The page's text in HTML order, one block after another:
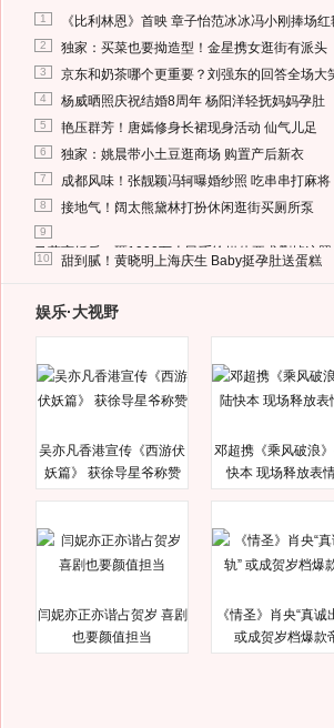
1 《比利林恩》首映 章子怡范冰冰冯小刚捧场红
2 独家：买菜也要拗造型！金星携女逛街有派头
3 京东和奶茶哪个更重要？刘强东的回答全场大
4 杨威晒照庆祝结婚8周年 杨阳洋轻抚妈妈孕肚
5 艳压群芳！唐嫣修身长裙现身活动 仙气儿足
6 独家：姚晨带小土豆逛商场 购置产后新衣
7 成都风味！张靓颖冯轲曝婚纱照 吃串串打麻将
8 接地气！阔太熊黛林打扮休闲逛街买厕所泵
9
马蓉离婚后，砸1000万人民币给媒体要求删掉这照
10 甜到腻！黄晓明上海庆生 Baby挺孕肚送蛋糕
娱乐·大视野
吴亦凡香港宣传《西游伏
妖篇》 获徐导星爷称赞
邓超携《乘风破浪
快本 现场释放表
闫妮亦正亦谐占贺岁 喜剧
也要颜值担当
《情圣》肖央“真诚
或成贺岁档爆款